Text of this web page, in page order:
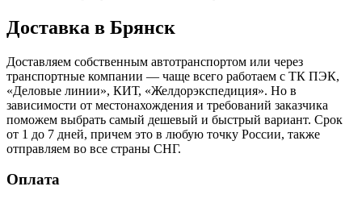
Доставка в Брянск
Доставляем собственным автотранспортом или через
транспортные компании — чаще всего работаем с ТК ПЭК,
«Деловые линии», КИТ, «Желдорэкспедиция». Но в
зависимости от местонахождения и требований заказчика
поможем выбрать самый дешевый и быстрый вариант. Срок
от 1 до 7 дней, причем это в любую точку России, также
отправляем во все страны СНГ.
Оплата